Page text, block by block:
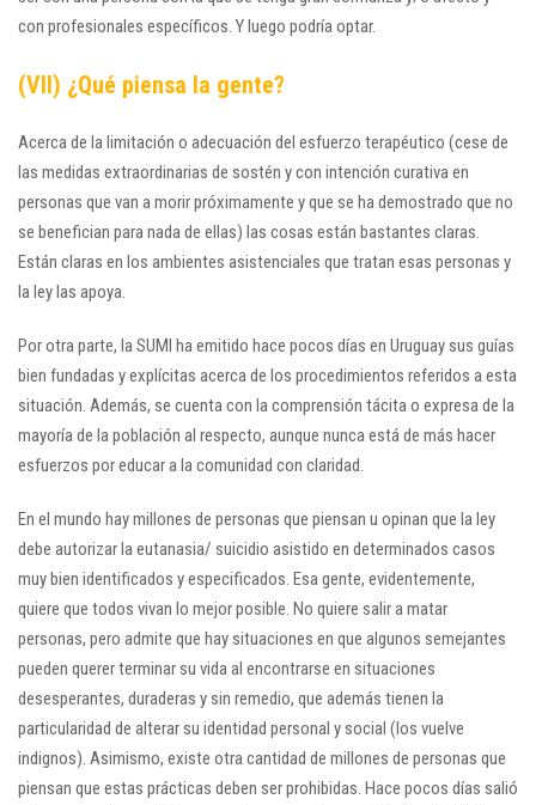
con profesionales específicos. Y luego podría optar.
(VII) ¿Qué piensa la gente?
Acerca de la limitación o adecuación del esfuerzo terapéutico (cese de
las medidas extraordinarias de sostén y con intención curativa en
personas que van a morir próximamente y que se ha demostrado que no
se benefician para nada de ellas) las cosas están bastantes claras.
Están claras en los ambientes asistenciales que tratan esas personas y
la ley las apoya.
Por otra parte, la SUMI ha emitido hace pocos días en Uruguay sus guías
bien fundadas y explícitas acerca de los procedimientos referidos a esta
situación. Además, se cuenta con la comprensión tácita o expresa de la
mayoría de la población al respecto, aunque nunca está de más hacer
esfuerzos por educar a la comunidad con claridad.
En el mundo hay millones de personas que piensan u opinan que la ley
debe autorizar la eutanasia/ suicidio asistido en determinados casos
muy bien identificados y especificados. Esa gente, evidentemente,
quiere que todos vivan lo mejor posible. No quiere salir a matar
personas, pero admite que hay situaciones en que algunos semejantes
pueden querer terminar su vida al encontrarse en situaciones
desesperantes, duraderas y sin remedio, que además tienen la
particularidad de alterar su identidad personal y social (los vuelve
indignos). Asimismo, existe otra cantidad de millones de personas que
piensan que estas prácticas deben ser prohibidas. Hace pocos días salió